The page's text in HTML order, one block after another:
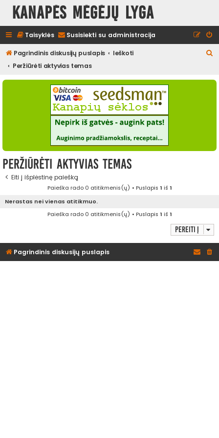
Kanapės mėgėjų lyga
Taisyklės Susisiekti su administracija
Pagrindinis diskusijų puslapis
Ieškoti
Peržiūrėti aktyvias temas
š
Peržiūrėti aktyvias temas
Eiti į išplėstinę paiešką
Paieška rado 0 atitikmenis(ų) • Puslapis 1 iš 1
Nerastas nei vienas atitikmuo.
Paieška rado 0 atitikmenis(ų) • Puslapis 1 iš 1
Pereiti į
Pagrindinis diskusijų puslapis